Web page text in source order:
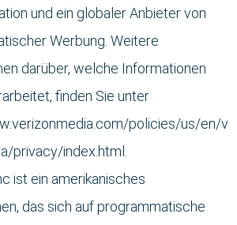
und ein globaler Anbieter von
Werbung. Weitere
darüber, welche Informationen
finden Sie unter
policies/us/en/v
privacy/index.html.
ist ein amerikanisches
das sich auf programmatische